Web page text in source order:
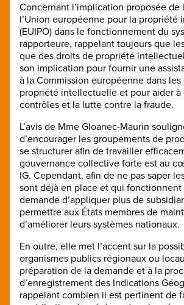
Concernant l’implication proposée de
l’Union européenne pour la propriété
(EUIPO) dans le fonctionnement du
rapporteure, rappelant toujours que
que des droits de propriété
son implication pour fournir une
à la Commission européenne dans les
propriété intellectuelle et pour aider à
contrôles et la lutte contre la fraude.
L’avis de Mme Gloanec-Maurin
d’encourager les groupements de
se structurer afin de travailler
gouvernance collective forte est au
IG. Cependant, afin de ne pas saper
sont déjà en place et qui
demande d’appliquer plus de
permettre aux États membres de
d’améliorer leurs systèmes nationaux.
En outre, elle met l’accent sur la
organismes publics régionaux ou
préparation de la demande et à la
d’enregistrement des Indications
rappelant combien il est pertinent de